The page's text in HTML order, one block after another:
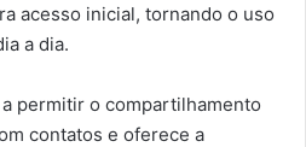
acesso inicial, tornando o uso
a dia.
permitir o compartilhamento
contatos e oferece a